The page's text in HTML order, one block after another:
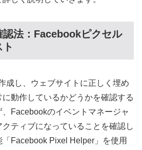
認法：Facebookピクセル
成し、ウェブサイトに正しく埋め
動作しているかどうかを確認する
Facebookのイベントマネージャ
ティブになっていることを確認し
「Facebook Pixel Helper」を使用